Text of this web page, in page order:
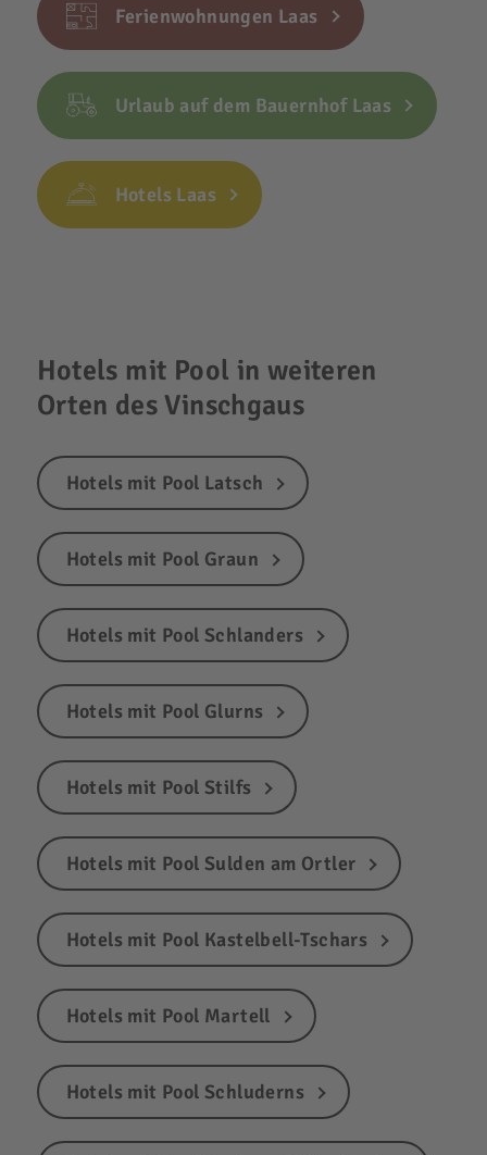
Ferienwohnungen Laas
Urlaub auf dem Bauernhof Laas
Hotels Laas
Hotels mit Pool in weiteren
Orten des Vinschgaus
Hotels mit Pool Latsch
Hotels mit Pool Graun
Hotels mit Pool Schlanders
Hotels mit Pool Glurns
Hotels mit Pool Stilfs
Hotels mit Pool Sulden am Ortler
Hotels mit Pool Kastelbell-Tschars
Hotels mit Pool Martell
Hotels mit Pool Schluderns